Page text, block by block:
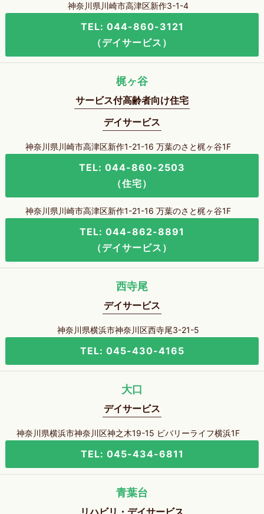
神奈川県川崎市高津区新作3-1-4
TEL: 044-860-3121
（デイサービス）
梶ヶ谷
サービス付高齢者向け住宅
デイサービス
神奈川県川崎市高津区新作1-21-16 万葉のさと梶ヶ谷1F
TEL: 044-860-2503
（住宅）
神奈川県川崎市高津区新作1-21-16 万葉のさと梶ヶ谷1F
TEL: 044-862-8891
（デイサービス）
西寺尾
デイサービス
神奈川県横浜市神奈川区西寺尾3-21-5
TEL: 045-430-4165
大口
デイサービス
神奈川県横浜市神奈川区神之木19-15 ビバリーライフ横浜1F
TEL: 045-434-6811
青葉台